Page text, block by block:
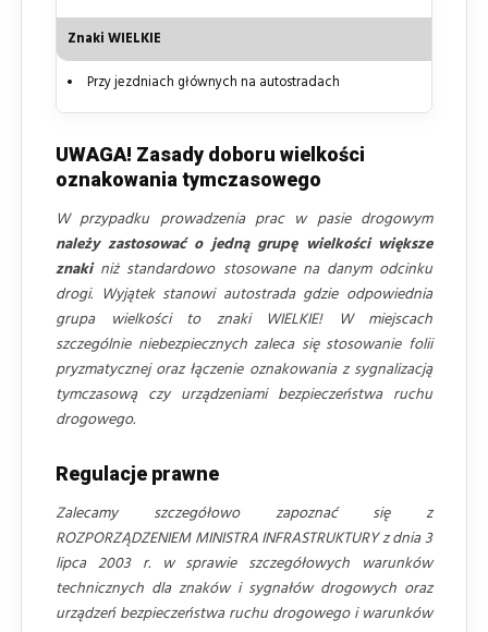
Znaki WIELKIE
Przy jezdniach głównych na autostradach
UWAGA! Zasady doboru wielkości
oznakowania tymczasowego
W przypadku prowadzenia prac w pasie drogowym
należy zastosować o jedną grupę wielkości większe
znakiniż standardowo stosowane na danym odcinku
drogi. Wyjątek stanowi autostrada gdzie odpowiednia
grupa wielkości to znaki WIELKIE! W miejscach
szczególnie niebezpiecznych zaleca się stosowanie folii
pryzmatycznej oraz łączenie oznakowania z sygnalizacją
tymczasową czy urządzeniami bezpieczeństwa ruchu
drogowego.
Regulacje prawne
Zalecamy szczegółowo zapoznać się z
ROZPORZĄDZENIEM MINISTRA INFRASTRUKTURY z dnia 3
lipca 2003 r. w sprawie szczegółowych warunków
technicznych dla znaków i sygnałów drogowych oraz
urządzeń bezpieczeństwa ruchu drogowego i warunków